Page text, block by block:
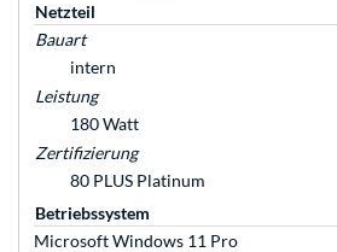
Netzteil
Bauart
intern
Leistung
180 Watt
Zertifizierung
80 PLUS Platinum
Betriebssystem
Microsoft Windows 11 Pro